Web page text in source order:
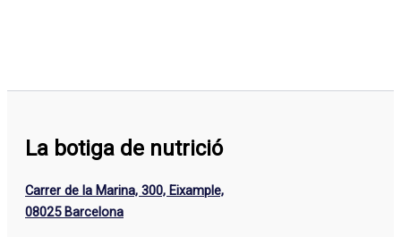
La botiga de nutrició
Carrer de la Marina, 300, Eixample,
08025 Barcelona